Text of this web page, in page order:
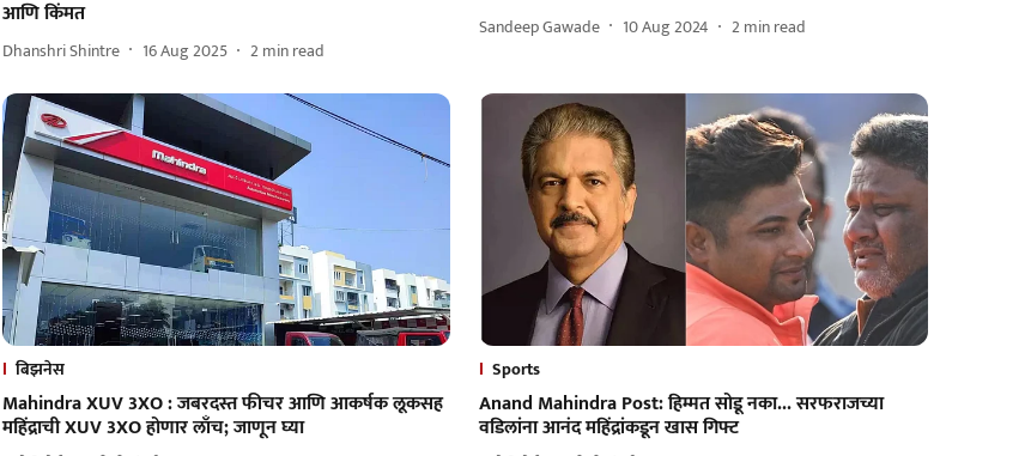
आणि किंमत
Dhanshri Shintre 16 Aug 2025 2min read
Sandeep Gawade 10 Aug 2024 2min read
बिझनेस
Mahindra XUV 3XO : जबरदस्त फीचर आणि आकर्षक लूकसह
महिंद्राची XUV 3XO होणार लाँच; जाणून घ्या
Sports
Anand Mahindra Post: हिम्मत सोडू नका... सरफराजच्या
वडिलांना आनंद महिंद्रांकडून खास गिफ्ट